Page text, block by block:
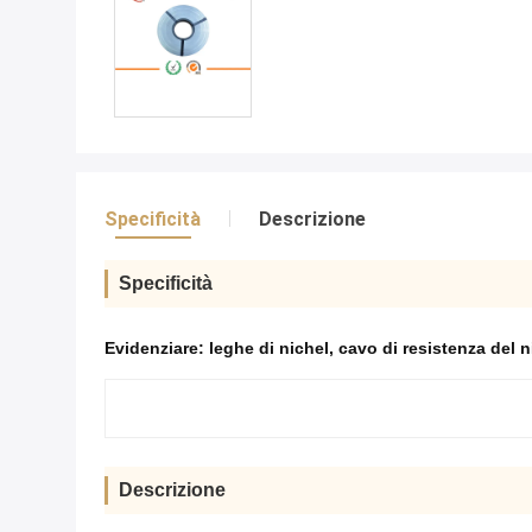
Specificità Descrizione
Specificità
Evidenziare: leghe di nichel, cavo di resistenza del
Descrizione